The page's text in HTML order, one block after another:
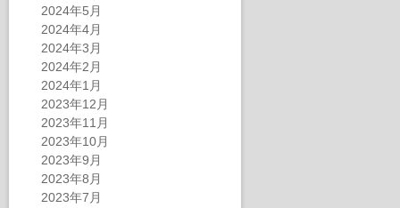
2024年5月
2024年4月
2024年3月
2024年2月
2024年1月
2023年12月
2023年11月
2023年10月
2023年9月
2023年8月
2023年7月